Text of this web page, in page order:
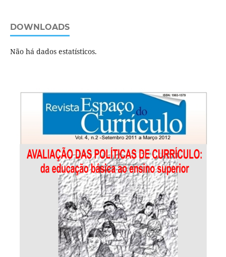
DOWNLOADS
Não há dados estatísticos.